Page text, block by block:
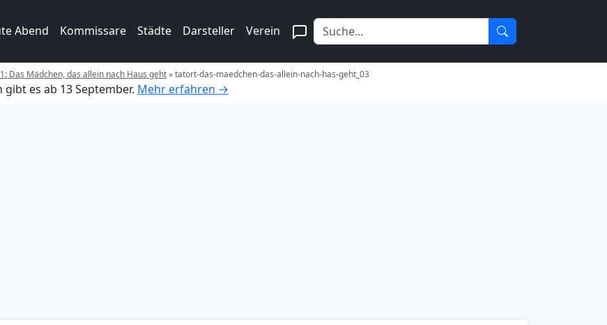
Abend Kommissare Städte Darsteller Verein
Das Mädchen, das allein nach Haus geht»tatort-das-maedchen-das-allein-nach-has-geht_03
gibt es ab 13 September. Mehr erfahren →